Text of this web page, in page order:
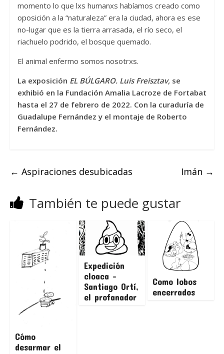
momento lo que lxs humanxs habíamos creado como
oposición a la “naturaleza” era la ciudad, ahora es ese
no-lugar que es la tierra arrasada, el río seco, el
riachuelo podrido, el bosque quemado.
El animal enfermo somos nosotrxs.
La exposición EL BÚLGARO. Luis Freisztav, se
exhibió en la Fundación Amalia Lacroze de Fortabat
hasta el 27 de febrero de 2022. Con la curaduría de
Guadalupe Fernández y el montaje de Roberto
Fernández.
← Aspiraciones desubicadas Imán →
También te puede gustar
Cómo
desarmar el
Expedición
cloaca –
Santiago Ortí,
el profanador
Como lobos
encerrados